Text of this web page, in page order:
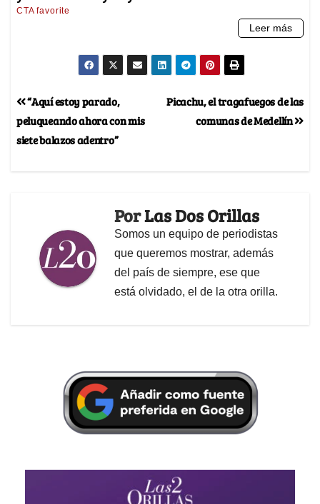
Picachu, el tragafuegos de las
comunas de Medellín
“Aquí estoy parado,
peluqueando ahora con mis
siete balazos adentro”
PorLas Dos Orillas
Somos un equipo de periodistas
que queremos mostrar, además
del país de siempre, ese que
está olvidado, el de la otra orilla.